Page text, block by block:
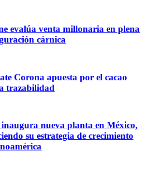
evalúa venta millonaria en plena
cárnica
Corona apuesta por el cacao
trazabilidad
nueva planta en México,
su estrategia de crecimiento